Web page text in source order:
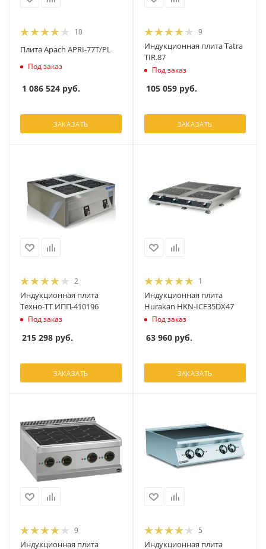
10
Плита Apach APRI-77T/PL
Под заказ
1 086 524 руб.
ЗАКАЗАТЬ
9
Индукционная плита Tatra
TIR.87
Под заказ
105 059 руб.
ЗАКАЗАТЬ
2
Индукционная плита
Техно-ТТ ИПП-410196
Под заказ
215 298 руб.
ЗАКАЗАТЬ
1
Индукционная плита
Hurakan HKN-ICF35DX47
Под заказ
63 960 руб.
ЗАКАЗАТЬ
9
Индукционная плита
5
Индукционная плита